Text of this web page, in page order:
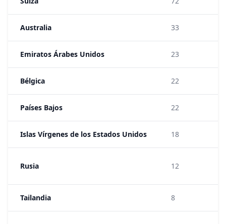
Australia 33
Emiratos Árabes Unidos 23
Bélgica 22
Países Bajos 22
Islas Vírgenes de los Estados Unidos 18
Rusia 12
Tailandia 8